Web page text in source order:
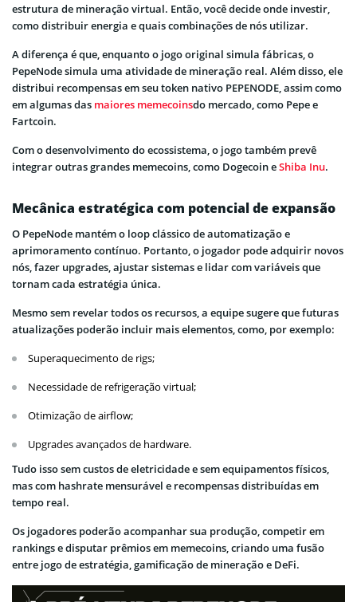
estrutura de mineração virtual. Então, você decide onde investir,
como distribuir energia e quais combinações de nós utilizar.
A diferença é que, enquanto o jogo original simula fábricas, o
PepeNode simula uma atividade de mineração real. Além disso, ele
distribui recompensas em seu token nativo PEPENODE, assim como
em algumas das maiores memecoinsdo mercado, como Pepe e
Fartcoin.
Com o desenvolvimento do ecossistema, o jogo também prevê
integrar outras grandes memecoins, como Dogecoin eShiba Inu.
Mecânica estratégica com potencial de expansão
O PepeNode mantém o loop clássico de automatização e
aprimoramento contínuo. Portanto, o jogador pode adquirir novos
nós, fazer upgrades, ajustar sistemas e lidar com variáveis que
tornam cada estratégia única.
Mesmo sem revelar todos os recursos, a equipe sugere que futuras
atualizações poderão incluir mais elementos, como, por exemplo:
Superaquecimento de rigs;
Necessidade de refrigeração virtual;
Otimização de airflow;
Upgrades avançados de hardware.
Tudo isso sem custos de eletricidade e sem equipamentos físicos,
mas com hashrate mensurável e recompensas distribuídas em
tempo real.
Os jogadores poderão acompanhar sua produção, competir em
rankings e disputar prêmios em memecoins, criando uma fusão
entre jogo de estratégia, gamificação de mineração e DeFi.